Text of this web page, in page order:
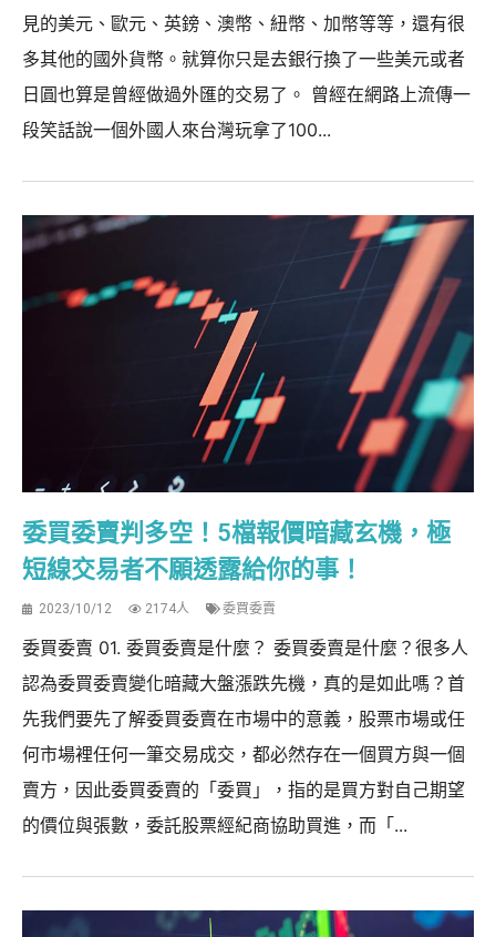
見的美元、歐元、英鎊、澳幣、紐幣、加幣等等，還有很
多其他的國外貨幣。就算你只是去銀行換了一些美元或者
日圓也算是曾經做過外匯的交易了。 曾經在網路上流傳一
段笑話說一個外國人來台灣玩拿了100...
委買委賣判多空！5檔報價暗藏玄機，極
短線交易者不願透露給你的事！
2023/10/12 2174人 委買委賣
委買委賣 01. 委買委賣是什麼？ 委買委賣是什麼？很多人
認為委買委賣變化暗藏大盤漲跌先機，真的是如此嗎？首
先我們要先了解委買委賣在市場中的意義，股票市場或任
何市場裡任何一筆交易成交，都必然存在一個買方與一個
賣方，因此委買委賣的「委買」，指的是買方對自己期望
的價位與張數，委託股票經紀商協助買進，而「...